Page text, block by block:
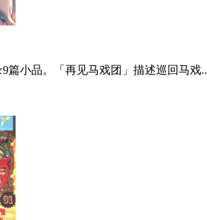
篇小品。「再见马戏团」描述巡回马戏